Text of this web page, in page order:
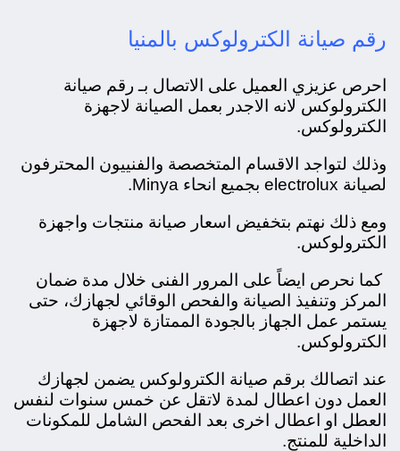
رقم صيانة الكترولوكس بالمنيا
احرص عزيزي العميل على الاتصال بـ رقم صيانة
الكترولوكس لانه الاجدر بعمل الصيانة لاجهزة
الكترولوكس.
وذلك لتواجد الاقسام المتخصصة والفنييون المحترفون
لصيانة electrolux بجميع انحاء Minya.
ومع ذلك نهتم بتخفيض اسعار صيانة منتجات واجهزة
الكترولوكس.
كما نحرص ايضاً على المرور الفنى خلال مدة ضمان
المركز وتنفيذ الصيانة والفحص الوقائي لجهازك، حتى
يستمر عمل الجهاز بالجودة الممتازة لاجهزة
الكترولوكس.
عند اتصالك برقم صيانة الكترولوكس يضمن لجهازك
العمل دون اعطال لمدة لاتقل عن خمس سنوات لنفس
العطل او اعطال اخرى بعد الفحص الشامل للمكونات
الداخلية للمنتج.